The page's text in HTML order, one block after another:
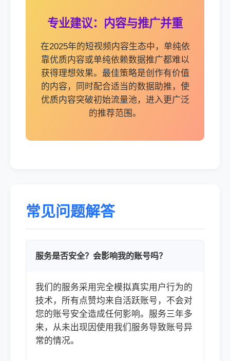
专业建议：内容与推广并重
在2025年的短视频内容生态中，单纯依
靠优质内容或单纯依赖数据推广都难以
获得理想效果。最佳策略是创作有价值
的内容，同时配合适当的数据助推，使
优质内容突破初始流量池，进入更广泛
的推荐范围。
常见问题解答
服务是否安全？会影响我的账号吗？
我们的服务采用完全模拟真实用户行为的
技术，所有点赞均来自活跃账号，不会对
您的账号安全造成任何影响。服务三年多
来，从未出现因使用我们服务导致账号异
常的情况。